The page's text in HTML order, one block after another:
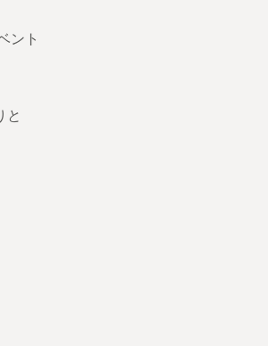
ント
と